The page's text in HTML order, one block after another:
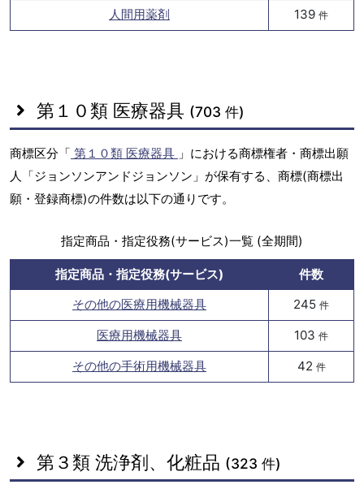
人間用薬剤 139 件
第１０類 医療器具 (703 件)
商標区分「 第１０類 医療器具 」における商標権者・商標出願
人「ジョンソンアンドジョンソン」が保有する、商標(商標出
願・登録商標)の件数は以下の通りです。
指定商品・指定役務(サービス)一覧 (全期間)
指定商品・指定役務(サービス)
件数
その他の医療用機械器具
245 件
医療用機械器具 103 件
その他の手術用機械器具 42 件
第３類 洗浄剤、化粧品 (323 件)